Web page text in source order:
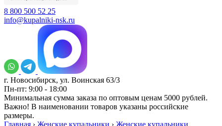
8 800 500 52 25
info@kupalniki-nsk.ru
г. Новосибирск, ул. Воинская 63/3
Пн-пт: 9:00 - 18:00
Минимальная сумма заказа по оптовым ценам 5000 рублей.
Важно! В наименовании товаров указаны российские
размеры.
Главная › Женские купальники › Женские купальники